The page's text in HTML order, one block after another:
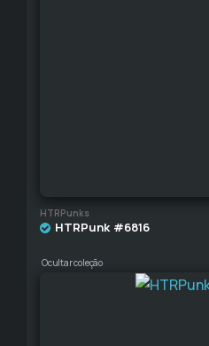
HTRPunks
HTRPunk #6816
Ocultar coleção